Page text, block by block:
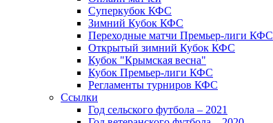
Суперкубок КФС
Зимний Кубок КФС
Переходные матчи Премьер-лиги КФС
Открытый зимний Кубок КФС
Кубок "Крымская весна"
Кубок Премьер-лиги КФС
Регламенты турниров КФС
Ссылки
Год сельского футбола – 2021